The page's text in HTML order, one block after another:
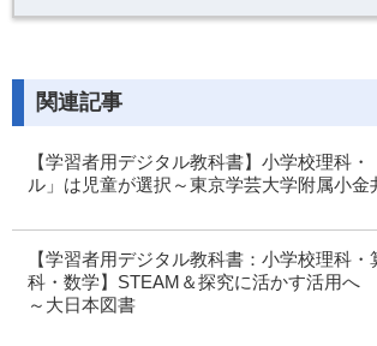
関連記事
【学習者用デジタル教科書】小学校理科・
ル」は児童が選択～東京学芸大学附属小金
【学習者用デジタル教科書：小学校理科
科・数学】STEAM＆探究に活かす活用へ
～大日本図書